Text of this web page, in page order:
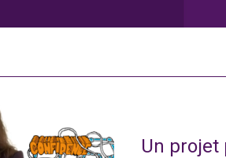
Un projet